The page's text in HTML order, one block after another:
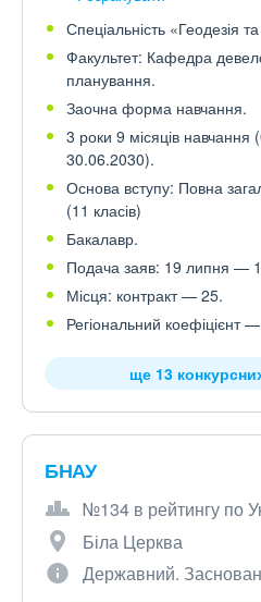
Спеціальність «Геодезія
Факультет: Кафедра
планування.
Заочна форма навчання.
3 роки 9 місяців
30.06.2030).
Основа вступу: Повна
(11 класів)
Бакалавр.
Подача заяв: 19 липня —
Місця: контракт — 25.
Регіональний коефіцієнт
ще 13
БНАУ
№134 в рейтингу по
Біла Церква
Державний.